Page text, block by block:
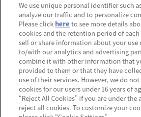
お問い合わせ 個
利用規約
Do Not Sell or Share
Information
アレルギー情報
We use unique personal identifier such
analyze our traffic and to personalize
Please click here to see more details
cookies and the retention period of each
sell or share information about your use
to/with our analytics and advertising
combine it with other information that
provided to them or that they have
use of their services. However, we do
cookies for our users under 16 years of
“Reject All Cookies” if you are under the
reject all cookies. To customize your